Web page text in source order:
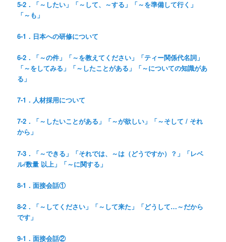
5-2．「～したい」「～して、～する」「～を準備して行く」
「～も」
6-1．日本への研修について
6-2．「～の件」「～を教えてください」「ティー関係代名詞」
「～をしてみる」「～したことがある」「～についての知識があ
る」
7-1．人材採用について
7-2．「～したいことがある」「～が欲しい」「～そして / それ
から」
7-3．「～できる」「それでは、～は（どうですか）？」「レベ
ル/数量 以上」「～に関する」
8-1．面接会話①
8-2．「～してください」「～して来た」「どうして…～だから
です」
9-1．面接会話②